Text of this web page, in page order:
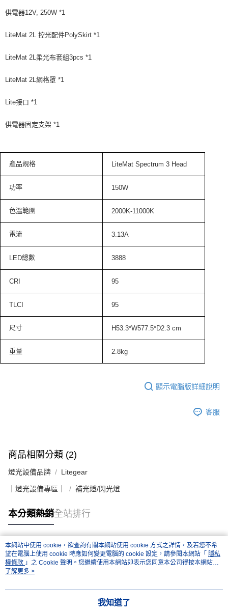
供電器12V, 250W *1
LiteMat 2L 控光配件PolySkirt *1
LiteMat 2L柔光布套組3pcs *1
LiteMat 2L網格罩 *1
Lite接口 *1
供電器固定支架 *1
產品規格 LiteMat Spectrum 3 Head
功率 150W
色溫範圍 2000K-11000K
電流 3.13A
LED總數 3888
CRI 95
TLCI 95
尺寸 H53.3*W577.5*D2.3 cm
重量 2.8kg
顯示電腦版詳細說明
客服
商品相關分類 (2)
燈光設備品牌 Litegear
｜燈光設備專區｜ 補光燈/閃光燈
本分類熱銷全站排行
熱門標籤
本網站中使用 cookie，欲查詢有關本網站使用 cookie 方式之詳情，及若您不希
望在電腦上使用 cookie 時應如何變更電腦的 cookie 設定，請參閱本網站「 隱私
權條款 」之 Cookie 聲明。您繼續使用本網站即表示您同意本公司得按本網站使
用條款之 Cookie 聲明使用 cookie。
了解更多 >
我知道了